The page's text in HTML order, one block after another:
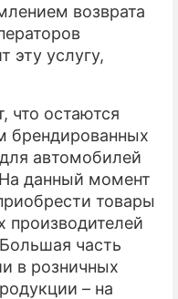
возврата
эту услугу,
что остаются
брендированных
автомобилей
данный момент
товары
производителей
часть
в розничных
– на